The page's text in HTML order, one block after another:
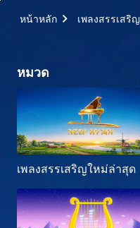
หน้าหลัก เพลงสรรเสริญ
หมวด
เพลงสรรเสริญใหม่ล่าสุด